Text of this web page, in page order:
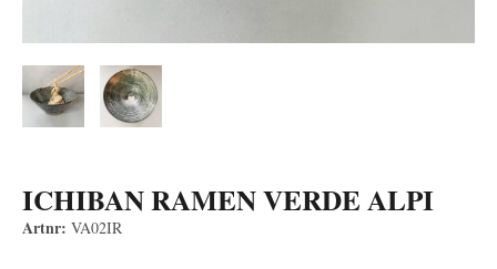
ICHIBAN RAMEN VERDE ALPI
Artnr: VA02IR